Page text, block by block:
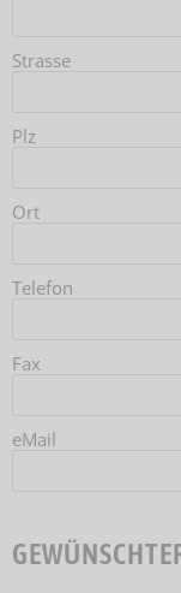
Strasse
Plz
Ort
Telefon
Fax
eMail